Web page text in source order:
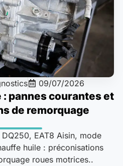
09/07/2026
pannes courantes et
de remorquage
DQ250, EAT8 Aisin, mode
huile : préconisations
roues motrices..